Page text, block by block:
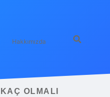
Hakkımızda
OLMALI